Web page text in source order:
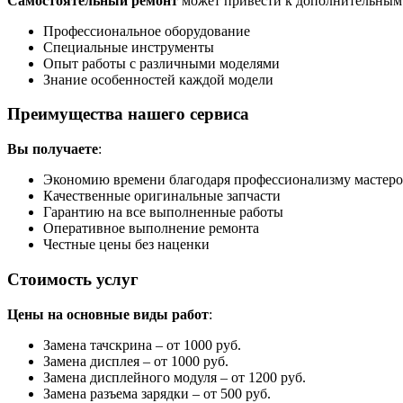
Профессиональное оборудование
Специальные инструменты
Опыт работы с различными моделями
Знание особенностей каждой модели
Преимущества нашего сервиса
Вы получаете:
Экономию времени благодаря профессионализму
Качественные оригинальные запчасти
Гарантию на все выполненные работы
Оперативное выполнение ремонта
Честные цены без наценки
Стоимость услуг
Цены на основные виды работ:
Замена тачскрина – от 1000 руб.
Замена дисплея – от 1000 руб.
Замена дисплейного модуля – от 1200 руб.
Замена разъема зарядки – от 500 руб.